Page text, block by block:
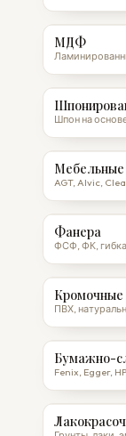
МДФ
Шпон на
AGT, Alvic,
Фанера
ФСФ, ФК,
ПВХ,
Бумажно-
Fenix, Egger,